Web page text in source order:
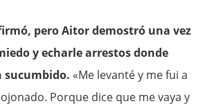
pero Aitor demostró una vez
y echarle arrestos donde
sucumbido. «Me levanté y me fui a
Porque dice que me vaya y